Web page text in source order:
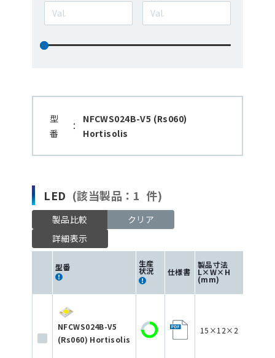
型
番
：
NFCWS024B-V5 (Rs060)
Hortisolis
LED (該当製品：1 件)
製品比較
クリア
詳細表示
型番 生産
状況 仕様書
製品寸法
L×W×H
(mm)
NFCWS024B-V5
(Rs060) Hortisolis
15×12×2